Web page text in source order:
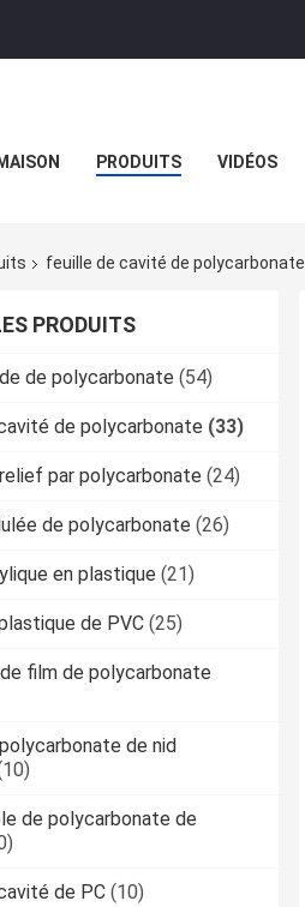
MAISON PRODUITS VIDÉOS
feuille de cavité de polycarbonate
PRODUITS
de polycarbonate (54)
de polycarbonate (33)
par polycarbonate (24)
de polycarbonate (26)
en plastique (21)
de PVC (25)
film de polycarbonate
de nid
de polycarbonate de
de PC (10)